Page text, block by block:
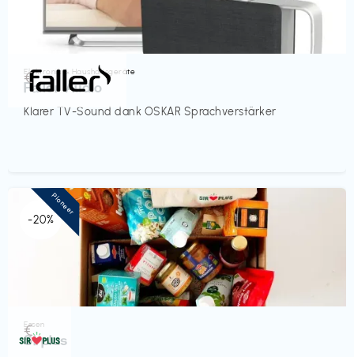
Elektronik & Haushaltsgeräte
Faller Audio
Klarer TV-Sound dank OSKAR Sprachverstärker
€‎
-20%
Essen
Sirplus
€‎
Pioneer